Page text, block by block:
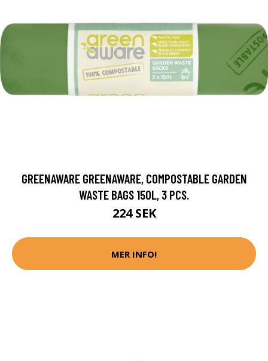
GREENAWARE GREENAWARE, COMPOSTABLE GARDEN
WASTE BAGS 150L, 3 PCS.
224 SEK
MER INFO!